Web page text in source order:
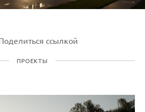
ссылкой
ПРОЕКТЫ